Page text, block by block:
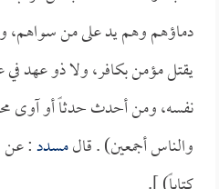
دماؤهم وهم يد على من سواهم،
يقتل مؤمن بكافر، ولا ذو عهد
نفسه، ومن أحدث حدثاً أو آوى
والناس أجمعين) . قالمسدد: عن